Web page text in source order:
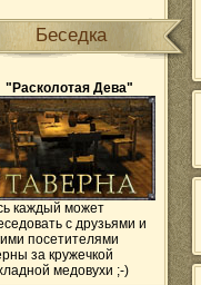
Беседка
"Расколотая Дева"
каждый может
с друзьями и
посетителями
за кружечкой
медовухи ;-)